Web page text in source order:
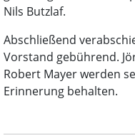
Nils Butzlaf.
Abschließend
Vorstand gebührend.
Robert Mayer werden
Erinnerung behalten.